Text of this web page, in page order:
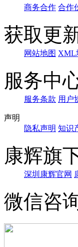
商务合作 合作
获取更
网站地图 XML
服务中
服务条款 用户
声明
隐私声明 知识
康辉旗
深圳康辉官网
微信咨